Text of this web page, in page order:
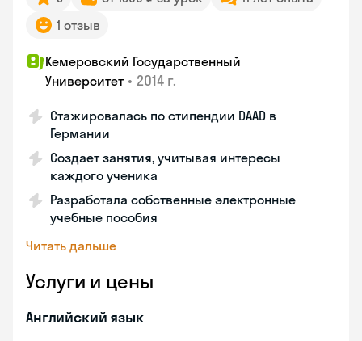
1 отзыв
Кемеровский Государственный
Университет • 2014 г.
Стажировалась по стипендии DAAD в
Германии
Создает занятия, учитывая интересы
каждого ученика
Разработала собственные электронные
учебные пособия
Читать дальше
Услуги и цены
Английский язык